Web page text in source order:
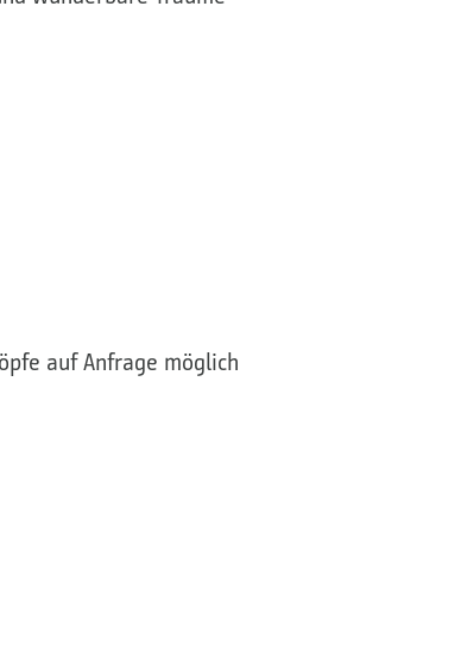
auf Anfrage möglich